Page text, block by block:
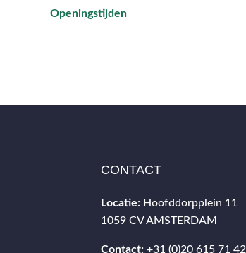
Openingstijden
CONTACT
Locatie: Hoofddorpplein 11
1059 CV AMSTERDAM
Contact: +31 (0)20 615 71 42